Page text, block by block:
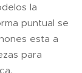
la
puntual se
esta a
para